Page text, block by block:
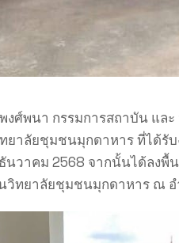
ศ์พนา กรรมการสถาบัน แ
ยาลัยชุมชนมุกดาหาร ที่ได้
าคม 2568 จากนั้นได้ลงพื้
ทยาลัยชุมชนมุกดาหาร ณ